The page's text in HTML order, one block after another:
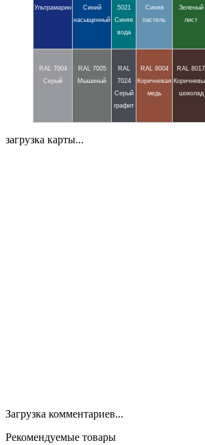
Ультрамарин
Синий
насыщенный
5021
Синяя
вода
Синяя
пастель
Зеленый
лист
RAL 7004
Серый
RAL 7005
Мышиный
RAL
7024
Серый
графит
RAL 8004
Коричневая
медь
RAL 8017
шоколад
загрузка карты...
Загрузка комментариев...
Рекомендуемые товары